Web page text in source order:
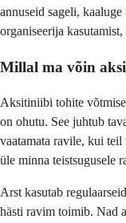
annuseid sageli,
organiseerija
Millal ma võin
Aksitiniibi tohite
on ohutu. See juhtub
vaatamata ravile, kui
üle minna teistsugusele
Arst kasutab
hästi ravim toimib. Nad